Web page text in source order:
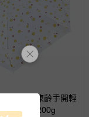
- -8°降溫凍齡手開輕
笑圈圈-200g